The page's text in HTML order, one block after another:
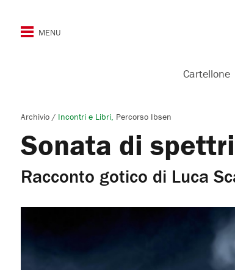
Cartellone
Archivio / Incontri e Libri Percorso Ibsen
Sonata di
Racconto gotico di Luca